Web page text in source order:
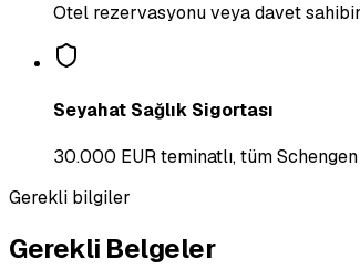
Otel rezervasyonu veya davet
Seyahat Sağlık Sigortası
30.000 EUR teminatlı, tüm
Gerekli bilgiler
Gerekli Belgeler